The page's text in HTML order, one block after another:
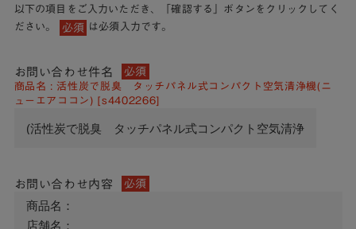
以下の項目をご入力いただき、「確認する」ボタンをクリックしてく
ださい。
必須 は必須入力です。
お問い合わせ件名 必須
商品名 : 活性炭で脱臭 タッチパネル式コンパクト空気清浄機(ニ
ューエアココン) [s4402266]
お問い合わせ内容 必須